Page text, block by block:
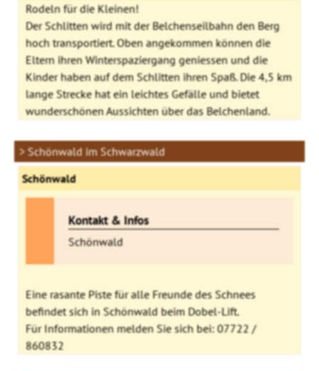
Rodeln für die Kleinen!
Der Schlitten wird mit der Belchenseilbahn den Berg
hoch transportiert. Oben angekommen können die
Eltern ihren Winterspaziergang geniessen und die
Kinder haben auf dem Schlitten ihren Spaß. Die 4,5 km
lange Strecke hat ein leichtes Gefälle und bietet
wunderschönen Aussichten über das Belchenland.
> Schönwald im Schwarzwald
Schönwald
Kontakt & Infos
Schönwald
Eine rasante Piste für alle Freunde des Schnees
befindet sich in Schönwald beim Dobel-Lift.
Für Informationen melden Sie sich bei: 07722 /
860832